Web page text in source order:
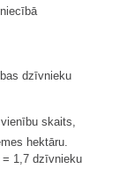
dzīvnieku
skaits,
hektāru.
= 1,7 dzīvnieku